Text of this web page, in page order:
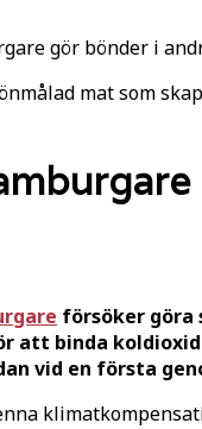
gör bönder i
mat som
försöker göra
att binda
vid en första